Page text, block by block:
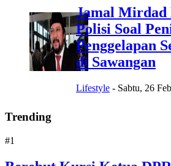
Jamal Mirdad
Polisi Soal
Penggelapan
di Sawangan
Lifestyle - Sabtu, 26
Trending
#1